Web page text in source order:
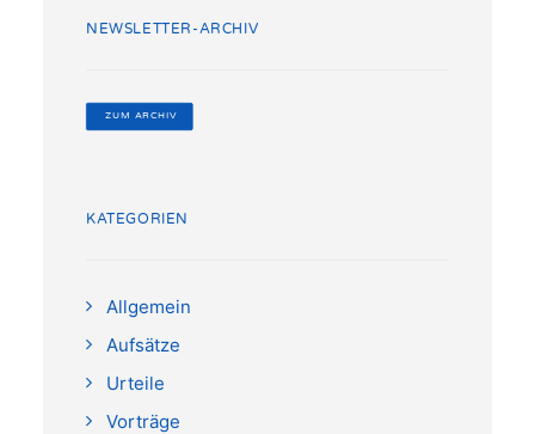
NEWSLETTER-ARCHIV
ZUM ARCHIV
KATEGORIEN
Allgemein
Aufsätze
Urteile
Vorträge